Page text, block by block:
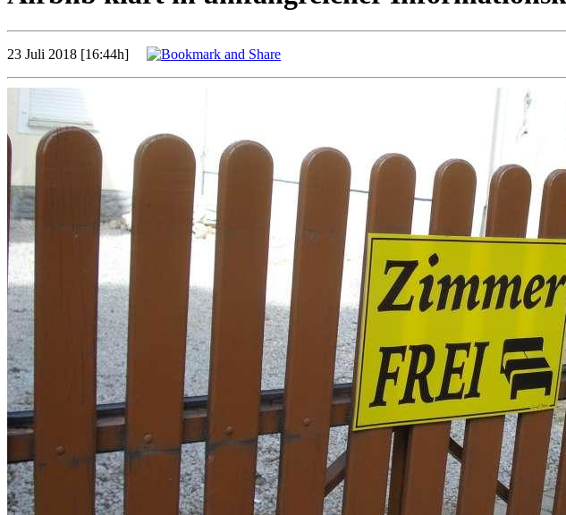
23 Juli 2018 [16:44h]